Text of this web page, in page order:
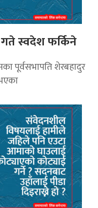
स्वदेश फर्किने
पूर्वसभापति शेरबहादुर